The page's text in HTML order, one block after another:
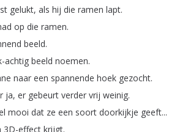
gelukt, als hij die ramen lapt.
op die ramen.
beeld.
achtig beeld noemen.
naar een spannende hoek gezocht.
ja, er gebeurt verder vrij weinig.
mooi dat ze een soort doorkijkje geeft...
3D-effect krijgt.